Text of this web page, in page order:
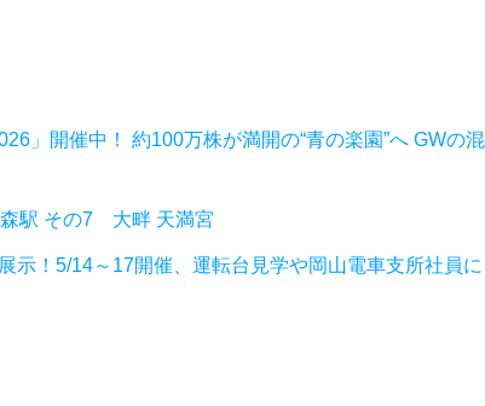
」開催中！ 約100万株が満開の“青の楽園”へ GWの混
駅 その7 大畔 天満宮
示！5/14～17開催、運転台見学や岡山電車支所社員に